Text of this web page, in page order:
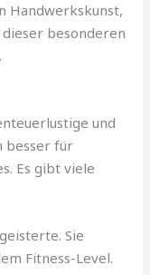
Handwerkskunst,
besonderen
und
besser für
Es gibt viele
Sie
Fitness-Level.